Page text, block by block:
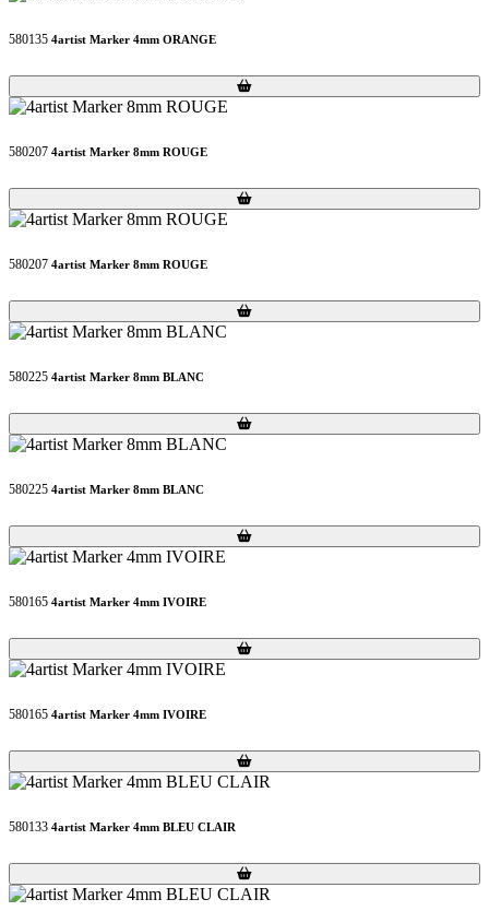
580135 4artist Marker 4mm ORANGE
Loading...
Loading...
580207 4artist Marker 8mm ROUGE
Loading...
Loading...
580207 4artist Marker 8mm ROUGE
Loading...
Loading...
580225 4artist Marker 8mm BLANC
Loading...
Loading...
580225 4artist Marker 8mm BLANC
Loading...
Loading...
580165 4artist Marker 4mm IVOIRE
Loading...
Loading...
580165 4artist Marker 4mm IVOIRE
Loading...
Loading...
580133 4artist Marker 4mm BLEU CLAIR
Loading...
Loading...